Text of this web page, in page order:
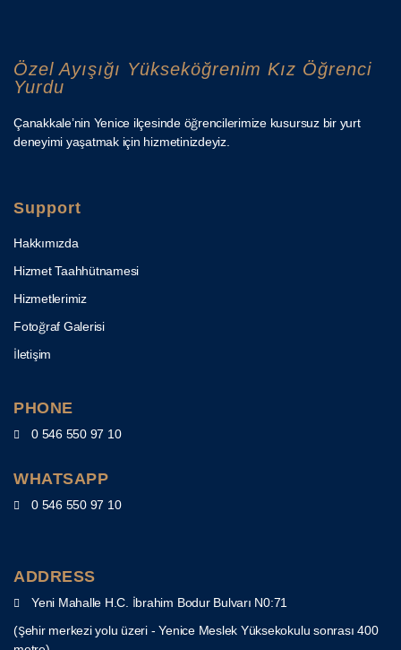
Özel Ayışığı Yükseköğrenim Kız Öğrenci
Yurdu
Çanakkale’nin Yenice ilçesinde öğrencilerimize kusursuz bir yurt
deneyimi yaşatmak için hizmetinizdeyiz.
Support
Hakkımızda
Hizmet Taahhütnamesi
Hizmetlerimiz
Fotoğraf Galerisi
İletişim
PHONE
0 546 550 97 10
WHATSAPP
0 546 550 97 10
ADDRESS
Yeni Mahalle H.C. İbrahim Bodur Bulvarı N0:71
(Şehir merkezi yolu üzeri - Yenice Meslek Yüksekokulu sonrası 400